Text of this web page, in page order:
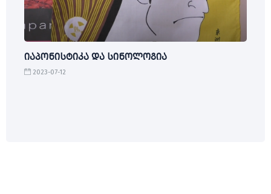
იაპონისტიკა და სინოლოგია
2023-07-12